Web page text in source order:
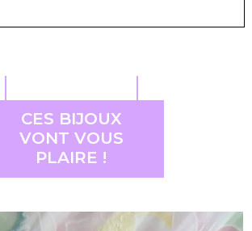
CES BIJOUX
VONT VOUS
PLAIRE !